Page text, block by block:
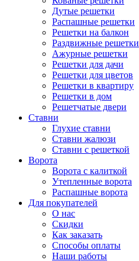
Дутые решетки
Распашные решетки
Решетки на балкон
Раздвижные решетки
Ажурные решетки
Решетки для дачи
Решетки для цветов
Решетки в квартиру
Решетки в дом
Решетчатые двери
Ставни
Глухие ставни
Ставни жалюзи
Ставни с решеткой
Ворота
Ворота с калиткой
Утепленные ворота
Распашные ворота
Для покупателей
О нас
Скидки
Как заказать
Способы оплаты
Наши работы